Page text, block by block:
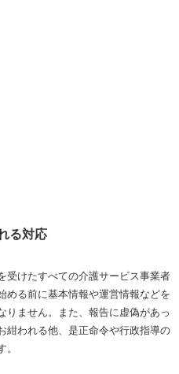
る対応
受けたすべての介護サービス事業者
める前に基本情報や運営情報などを
りません。また、報告に虚偽があっ
紺われる他、是正命令や行政指導の